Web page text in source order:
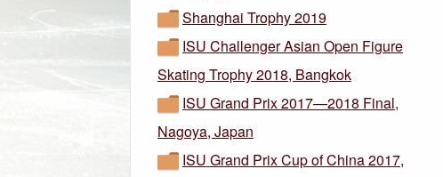
Shanghai Trophy 2019
ISU Challenger Asian Open Figure
Skating Trophy 2018, Bangkok
ISU Grand Prix 2017—2018 Final,
Nagoya, Japan
ISU Grand Prix Cup of China 2017,